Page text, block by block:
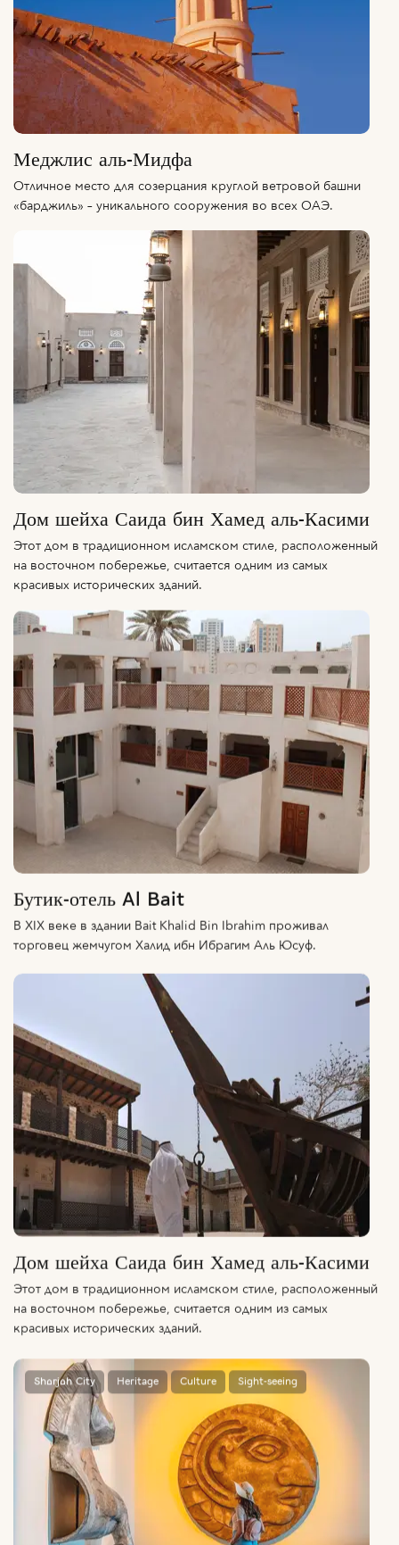
Меджлис аль-Мидфа
Отличное место для созерцания круглой ветровой башни
«барджиль» – уникального сооружения во всех ОАЭ.
Дом шейха Саида бин Хамед аль-Касими
Этот дом в традиционном исламском стиле, расположенный
на восточном побережье, считается одним из самых
красивых исторических зданий.
Бутик-отель Al Bait
В XIX веке в здании Bait Khalid Bin Ibrahim проживал
торговец жемчугом Халид ибн Ибрагим Аль Юсуф.
Дом шейха Саида бин Хамед аль-Касими
Этот дом в традиционном исламском стиле, расположенный
на восточном побережье, считается одним из самых
красивых исторических зданий.
Sharjah City Heritage Culture Sight-seeing